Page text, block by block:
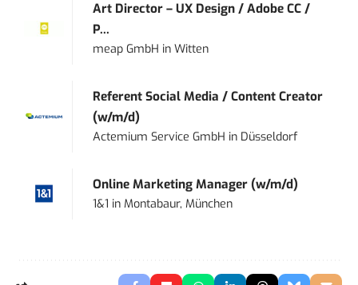
Art Director – UX Design / Adobe CC /
P...
meap GmbH inWitten
Referent Social Media / Content Creator
(w/m/d)
Actemium Service GmbH in Düsseldorf
Online Marketing Manager (w/m/d)
1&1 inMontabaur, München